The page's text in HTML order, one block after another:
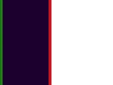
pe
sări